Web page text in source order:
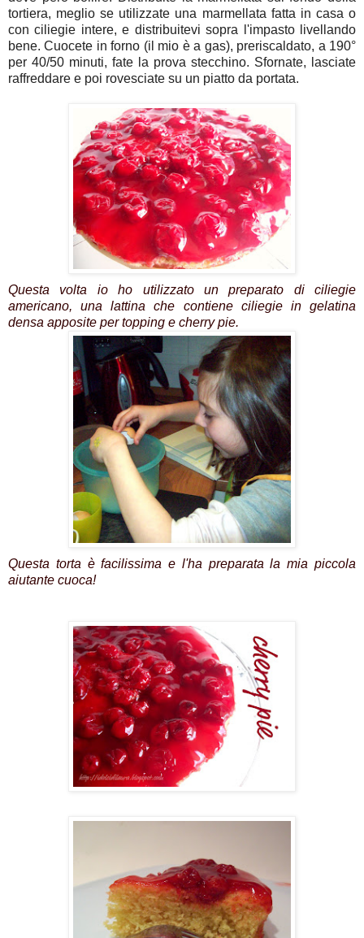
tortiera, meglio se utilizzate una marmellata fatta in casa o
con ciliegie intere, e distribuitevi sopra l'impasto livellando
bene. Cuocete in forno (il mio è a gas), preriscaldato, a 190°
per 40/50 minuti, fate la prova stecchino. Sfornate, lasciate
raffreddare e poi rovesciate su un piatto da portata.
Questa volta io ho utilizzato un preparato di ciliegie
americano, una lattina che contiene ciliegie in gelatina
densa apposite per topping e cherry pie.
Questa torta è facilissima e l'ha preparata la mia piccola
aiutante cuoca!